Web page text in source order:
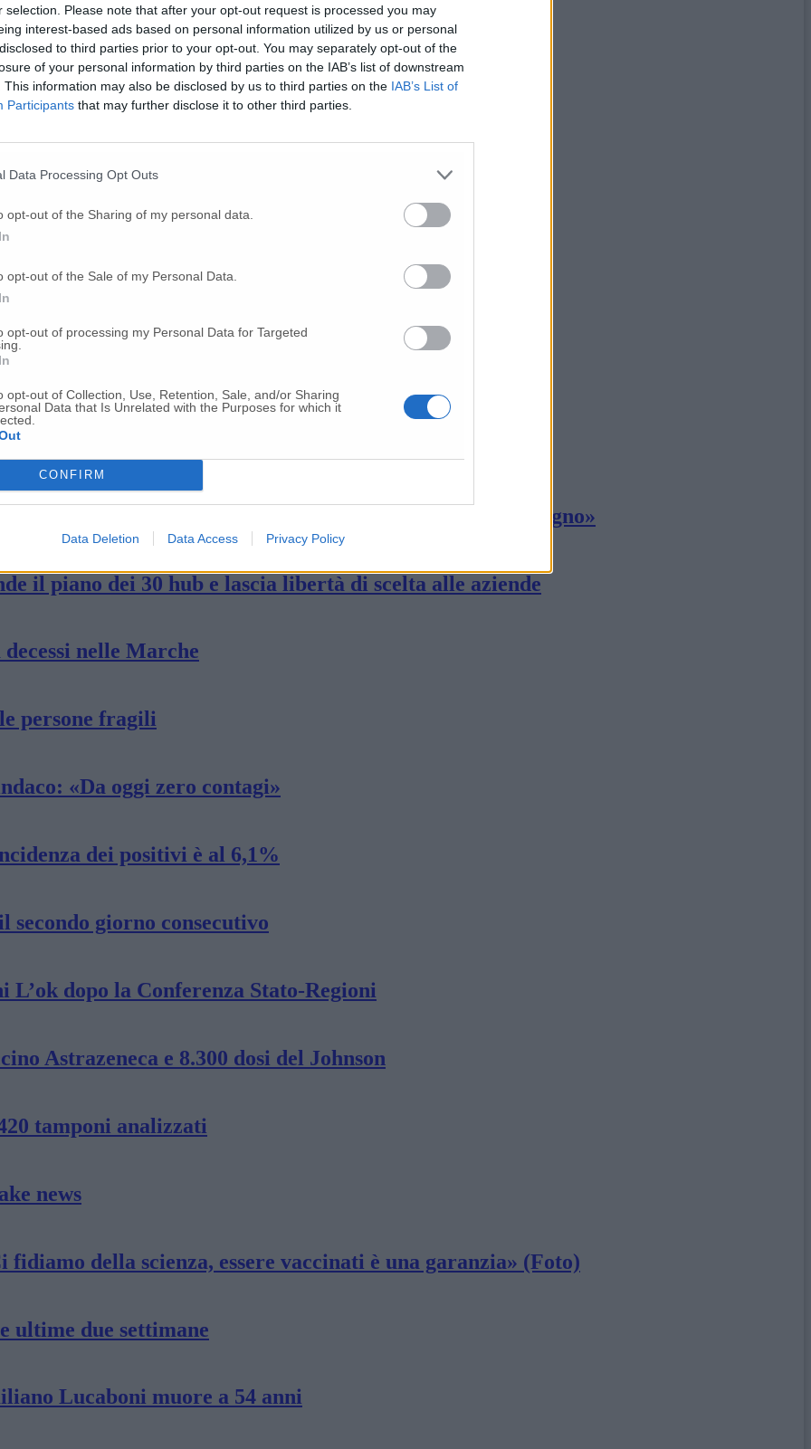
selection. Please note that after your opt-out request is processed you may
interest-based ads based on personal information utilized by us or personal
to third parties prior to your opt-out. You may separately opt-out of the
of your personal information by third parties on the IAB’s list of downstream
This information may also be disclosed by us to third parties on the IAB’s List of
Participants that may further disclose it to other third parties.
Data Processing Opt Outs
opt-out of the Sharing of my personal data.
opt-out of the Sale of my Personal Data.
opt-out of processing my Personal Data for Targeted
opt-out of Collection, Use, Retention, Sale, and/or Sharing
Data that Is Unrelated with the Purposes for which it
CONFIRM
Data Deletion Data Access Privacy Policy
tamponi analizzati
sotto a quota 100
dei positivi al 6%
non c’erano vittime
nelle Marche
la metà sono nel Maceratese
la prima volta nelle Marche Potremmo entrarci dal 21 giugno»
il piano dei 30 hub e lascia libertà di scelta alle aziende
nelle Marche
persone fragili
«Da oggi zero contagi»
dei positivi è al 6,1%
secondo giorno consecutivo
L’ok dopo la Conferenza Stato-Regioni
Astrazeneca e 8.300 dosi del Johnson
tamponi analizzati
news
della scienza, essere vaccinati è una garanzia» (Foto)
ultime due settimane
Lucaboni muore a 54 anni